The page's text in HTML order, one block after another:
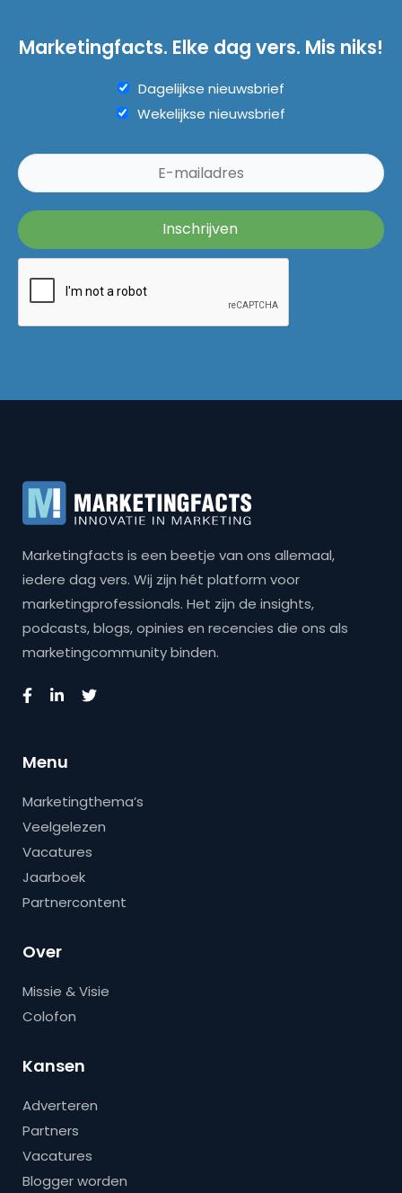
Marketingfacts. Elke dag vers. Mis niks!
Dagelijkse nieuwsbrief
Wekelijkse nieuwsbrief
Marketingfacts is een beetje van ons allemaal,
iedere dag vers. Wij zijn hét platform voor
marketingprofessionals. Het zijn de insights,
podcasts, blogs, opinies en recencies die ons als
marketingcommunity binden.
Menu
Marketingthema’s
Veelgelezen
Vacatures
Jaarboek
Partnercontent
Over
Missie & Visie
Colofon
Kansen
Adverteren
Partners
Vacatures
Blogger worden